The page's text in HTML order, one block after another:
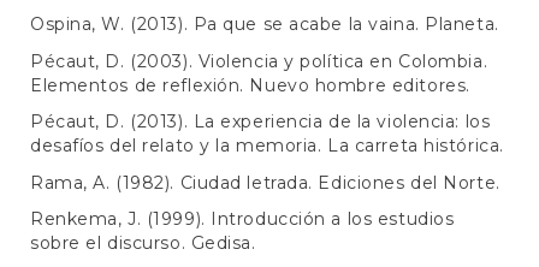
Ospina, W. (2013). Pa que se acabe la vaina. Planeta.
Pécaut, D. (2003). Violencia y política en Colombia.
Elementos de reflexión. Nuevo hombre editores.
Pécaut, D. (2013). La experiencia de la violencia: los
desafíos del relato y la memoria. La carreta histórica.
Rama, A. (1982). Ciudad letrada. Ediciones del Norte.
Renkema, J. (1999). Introducción a los estudios
sobre el discurso. Gedisa.